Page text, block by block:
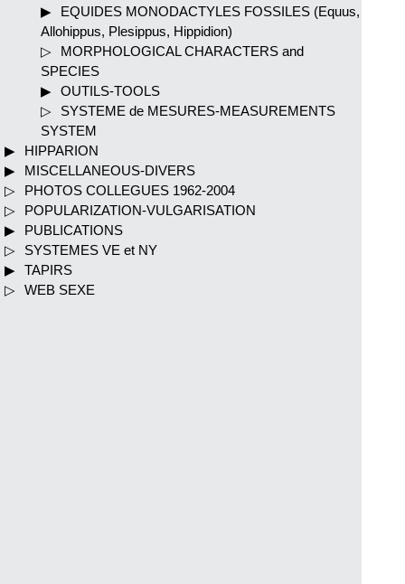
EQUIDES MONODACTYLES FOSSILES (Equus,
Allohippus, Plesippus, Hippidion)
MORPHOLOGICAL CHARACTERS and
SPECIES
OUTILS-TOOLS
SYSTEME de MESURES-MEASUREMENTS
SYSTEM
HIPPARION
MISCELLANEOUS-DIVERS
PHOTOS COLLEGUES 1962-2004
POPULARIZATION-VULGARISATION
PUBLICATIONS
SYSTEMES VE et NY
TAPIRS
WEB SEXE